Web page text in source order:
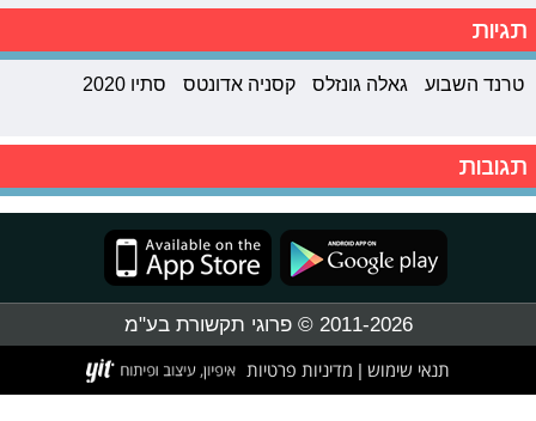
תגיות
טרנד השבוע גאלה גונזלס קסניה אדונטס סתיו 2020
תגובות
2011-2026 © פרוגי תקשורת בע"מ
תנאי שימוש מדיניות פרטיות